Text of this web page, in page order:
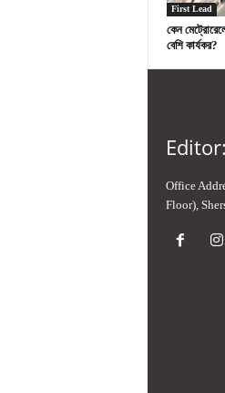
First Lead
কেন
বেশি কার্যকর?
Office
Floor),